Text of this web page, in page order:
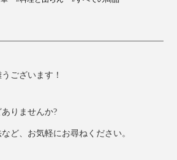
ございます！
りませんか?
ど、お気軽にお尋ねください。